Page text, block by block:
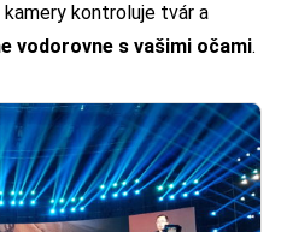
kontroluje tvár a
vodorovne s vašimi očami.